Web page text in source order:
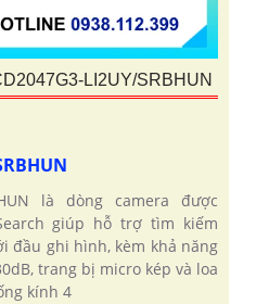
LI2UY/SRBHUN
là dòng camera được
giúp hỗ trợ tìm kiếm
đầu ghi hình, kèm khả năng
trang bị micro kép và loa
kính 4